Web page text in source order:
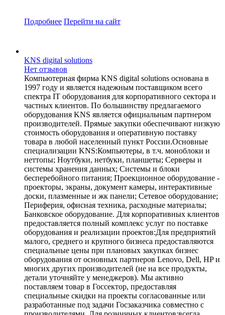
Подробнее Перейти на сайт
KNS digital solutions
Нет отзывов
Компьютерная фирма KNS digital solutions основана в
1997 году и является надежным поставщиком всего
спектра IT оборудования для корпоративного сектора и
частных клиентов. По большинству предлагаемого
оборудования KNS является официальным партнером
производителей. Прямые закупки обеспечивают низкую
стоимость оборудования и оперативную поставку
товара в любой населенный пункт России.Основные
специализации KNS:Компьютеры, в т.ч. моноблоки и
неттопы; Ноутбуки, нетбуки, планшеты; Серверы и
системы хранения данных; Системы и блоки
бесперебойного питания; Проекционное оборудование -
проекторы, экраны, документ камеры, интерактивные
доски, плазменные и жк панели; Сетевое оборудование;
Периферия, офисная техника, расходные материалы;
Банковское оборудование. Для корпоративных клиентов
предоставляется полный комплекс услуг по поставке
оборудования и реализации проектов:Для предприятий
малого, среднего и крупного бизнеса предоставляются
специальные цены при плановых закупках бизнес
оборудования от основных партнеров Lenovo, Dell, HP и
многих других производителей (не на все продукты,
детали уточняйте у менеджеров). Мы активно
поставляем товар в Госсектор, предоставляя
специальные скидки на проекты согласованные или
разработанные под задачи Госзаказчика совместно с